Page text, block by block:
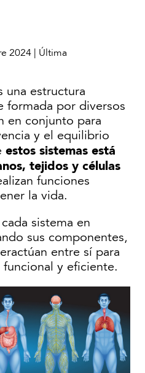
2024 | Última
una estructura
formada por diversos
en conjunto para
y el equilibrio
estos sistemas está
tejidos y células
funciones
la vida.
sistema en
sus componentes,
entre sí para
y eficiente.